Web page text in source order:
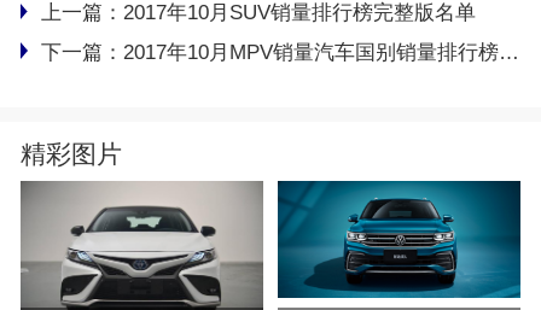
上一篇： 2017年10月SUV销量排行榜完整版名单
下一篇： 2017年10月MPV销量汽车国别销量排行榜完整版名单
精彩图片